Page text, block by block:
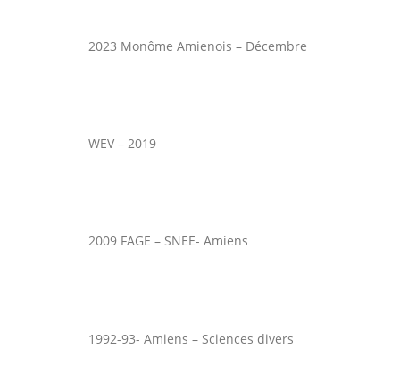
2023 Monôme Amienois – Décembre
WEV – 2019
2009 FAGE – SNEE- Amiens
1992-93- Amiens – Sciences divers